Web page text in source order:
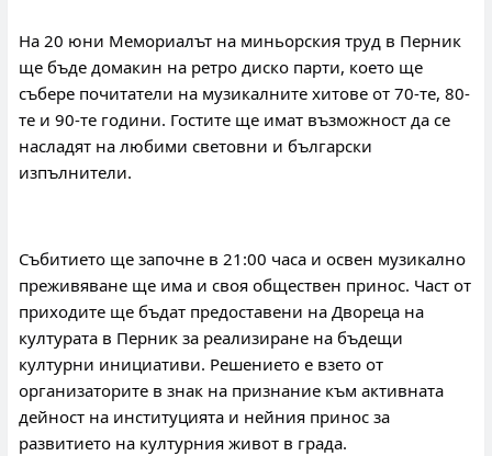
На 20 юни Мемориалът на миньорския труд в Перник
ще бъде домакин на ретро диско парти, което ще
събере почитатели на музикалните хитове от 70-те, 80-
те и 90-те години. Гостите ще имат възможност да се
насладят на любими световни и български
изпълнители.
Събитието ще започне в 21:00 часа и освен музикално
преживяване ще има и своя обществен принос. Част от
приходите ще бъдат предоставени на Двореца на
културата в Перник за реализиране на бъдещи
културни инициативи. Решението е взето от
организаторите в знак на признание към активната
дейност на институцията и нейния принос за
развитието на културния живот в града.